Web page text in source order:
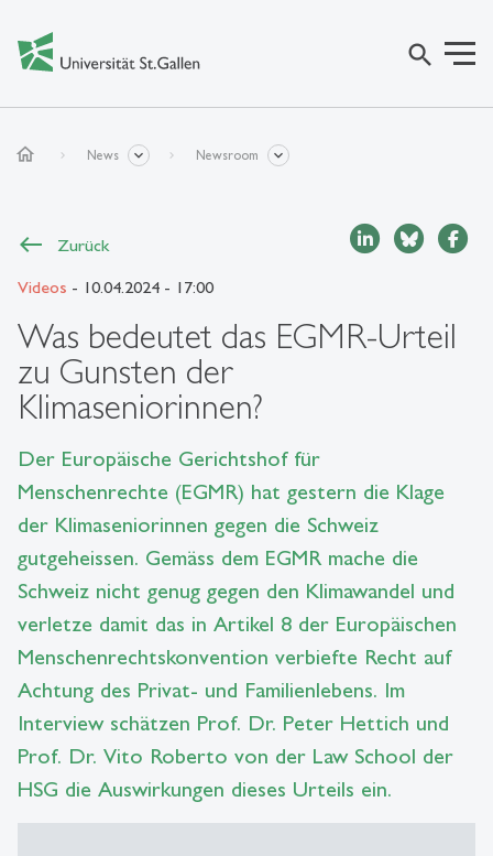
search
home News Newsroom
Zurück
Videos - 10.04.2024 - 17:00
Was bedeutet das EGMR-Urteil
zu Gunsten der
Klimaseniorinnen?
Der Europäische Gerichtshof für
Menschenrechte (EGMR) hat gestern die Klage
der Klimaseniorinnen gegen die Schweiz
gutgeheissen. Gemäss dem EGMR mache die
Schweiz nicht genug gegen den Klimawandel und
verletze damit das in Artikel 8 der Europäischen
Menschenrechtskonvention verbiefte Recht auf
Achtung des Privat- und Familienlebens. Im
Interview schätzen Prof. Dr. Peter Hettich und
Prof. Dr. Vito Roberto von der Law School der
HSG die Auswirkungen dieses Urteils ein.